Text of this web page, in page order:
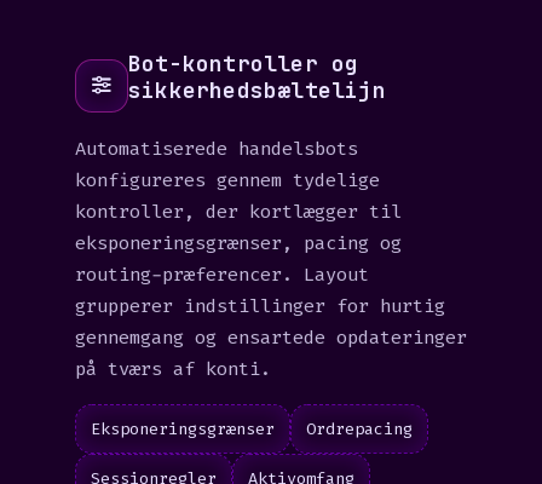
Bot-kontroller og
sikkerhedsbæltelijn
Automatiserede handelsbots
konfigureres gennem tydelige
kontroller, der kortlægger til
eksponeringsgrænser, pacing og
routing-præferencer. Layout
grupperer indstillinger for hurtig
gennemgang og ensartede opdateringer
på tværs af konti.
Eksponeringsgrænser Ordrepacing
Sessionregler Aktivomfang